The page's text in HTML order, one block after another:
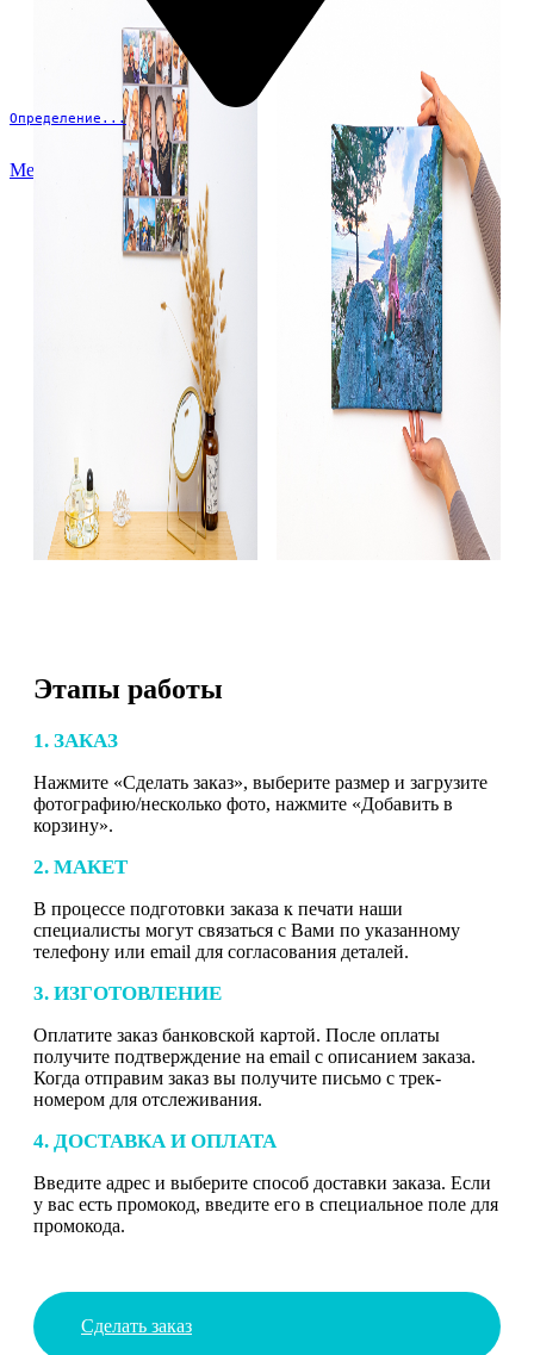
Определение...
Меню
Этапы работы
1. ЗАКАЗ
Нажмите «Сделать заказ», выберите размер и загрузите
фотографию/несколько фото, нажмите «Добавить в
корзину».
2. МАКЕТ
В процессе подготовки заказа к печати наши
специалисты могут связаться с Вами по указанному
телефону или email для согласования деталей.
3. ИЗГОТОВЛЕНИЕ
Оплатите заказ банковской картой. После оплаты
получите подтверждение на email с описанием заказа.
Когда отправим заказ вы получите письмо с трек-
номером для отслеживания.
4. ДОСТАВКА И ОПЛАТА
Введите адрес и выберите способ доставки заказа. Если
у вас есть промокод, введите его в специальное поле для
промокода.
Сделать заказ